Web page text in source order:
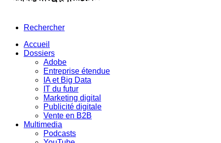
Rechercher
Accueil
Dossiers
Adobe
Entreprise étendue
IA et Big Data
IT du futur
Marketing digital
Publicité digitale
Vente en B2B
Multimedia
Podcasts